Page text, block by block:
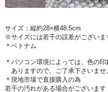
サイズ：縦約28×横48.5cm
※サイズには若干の誤差がございま
＊ベトナム
＊パソコン環境によっては、色の
ありますので、ご了承下さいませ
＊現地市場で直接購入の為
若干の汚れがある場合がございます